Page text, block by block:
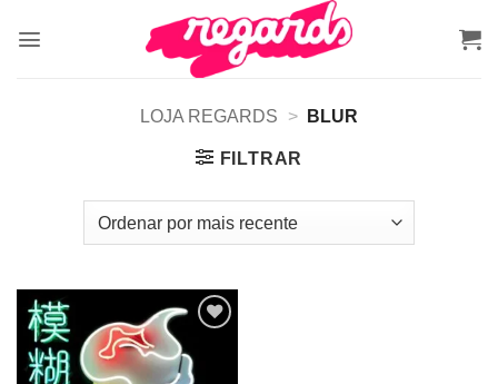
LOJA REGARDS > BLUR
FILTRAR
Adicionar
a lista de
desejos